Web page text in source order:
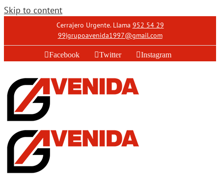
Skip to content
Cerrajero Urgente. Llama 952 54 29
99|grupoavenida1997@gmail.com
Facebook Twitter Instagram